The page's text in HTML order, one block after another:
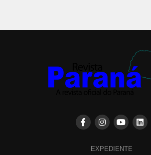
EXPEDIENTE